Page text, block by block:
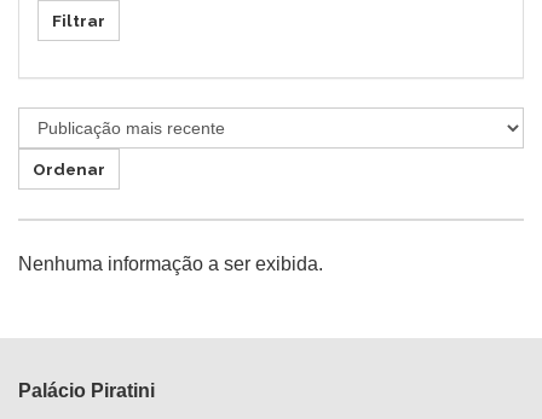
Filtrar
Ordenar
Nenhuma informação a ser exibida.
Palácio Piratini